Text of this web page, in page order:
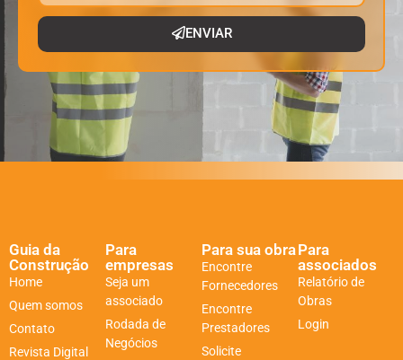
ENVIAR
Guia da
Construção
Home
Quem somos
Contato
Revista Digital
Para
empresas
Seja um
associado
Rodada de
Negócios
Para sua obra
Encontre
Fornecedores
Encontre
Prestadores
Solicite
Para
associados
Relatório de
Obras
Login